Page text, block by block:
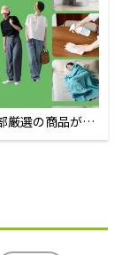
厳選の商品が買